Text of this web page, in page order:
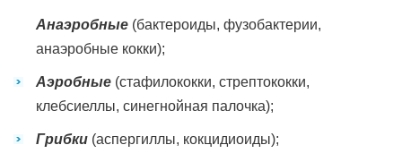
Анаэробные (бактероиды, фузобактерии,
анаэробные кокки);
Аэробные (стафилококки, стрептококки,
клебсиеллы, синегнойная палочка);
Грибки (аспергиллы, кокцидиоиды);